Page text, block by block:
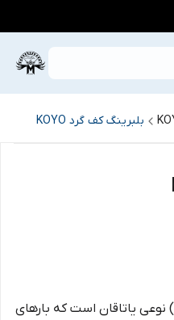
بلبرینگ کف گرد KOYO
بلبرینگ کف گرد (Thrust Bearing) نوعی یاتاقان است که بارهای